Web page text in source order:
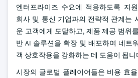
엔터프라이즈 수요에 적응하도록 지
회사 및 통신 기업과의 전략적 관계는
운 고객에게 도달하고, 제품 제공 범위
반 AI 솔루션을 확장 및 배포하여 네트
객 상호작용을 강화하는 데 도움이 됩니
시장의 글로벌 플레이어들은 비용 효